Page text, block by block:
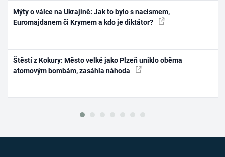
Mýty o válce na Ukrajině: Jak to bylo s nacismem,
Euromajdanem či Krymem a kdo je diktátor?
Štěstí z Kokury: Město velké jako Plzeň uniklo oběma
atomovým bombám, zasáhla náhoda